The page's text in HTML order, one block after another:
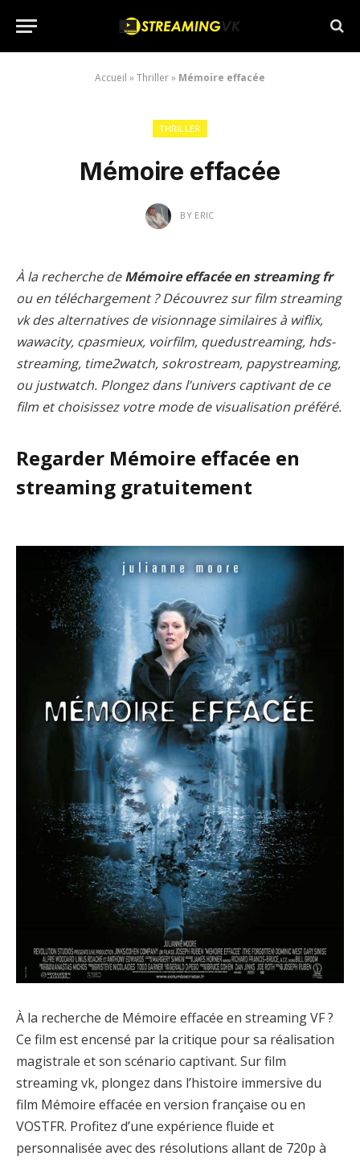
Accueil »Thriller» Mémoire effacée
THRILLER
Mémoire effacée
BY ERIC
À la recherche deMémoire effacée en streaming fr
ou en téléchargement ? Découvrez sur film streaming
vk des alternatives de visionnage similaires à wiflix,
wawacity, cpasmieux, voirfilm, quedustreaming, hds-
streaming, time2watch, sokrostream, papystreaming,
ou justwatch. Plongez dans l’univers captivant de ce
film et choisissez votre mode de visualisation préféré.
Regarder Mémoire effacée en
streaming gratuitement
À la recherche de Mémoire effacée en streaming VF ?
Ce film est encensé par la critique pour sa réalisation
magistrale et son scénario captivant. Sur film
streaming vk, plongez dans l’histoire immersive du
film Mémoire effacée en version française ou en
VOSTFR. Profitez d’une expérience fluide et
personnalisée avec des résolutions allant de 720p à